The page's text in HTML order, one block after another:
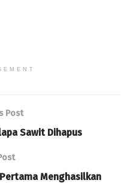
Post
Sawit Dihapus
Menghasilkan